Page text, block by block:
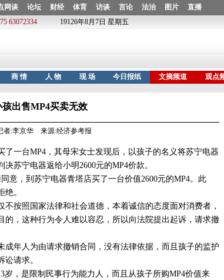
孩出售MP4买卖无效
:李京华 来源:经济参考报
一台MP4，其母宋女士发现后，以孩子的名义将苏宁电器
苏宁电器返给小明2600元的MP4价款。
，到苏宁电器青塔店买了一台价值2600元的MP4。此
。
照国家法律和社会道德，本着诚信的态度面对消费者，
，这种行为令人难以容忍，所以向法院提出起诉，请求撤
年人为由请求撤销合同，没有法律依据，而且孩子的监护
请求。
，是限制民事行为能力人，而且从孩子所购MP4价值来